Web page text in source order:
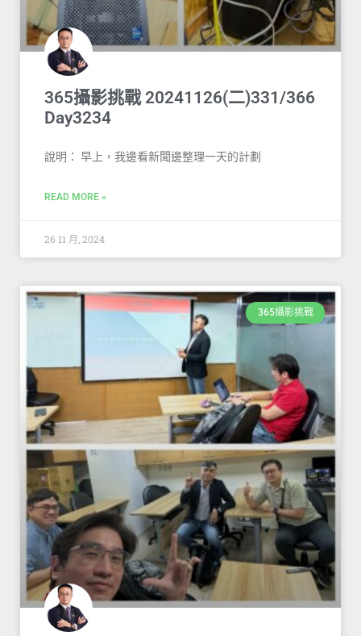
365攝影挑戰 20241126(二)331/366
Day3234
說明： 早上，我邊看新聞邊整理一天的計劃
READ MORE »
26 11 月, 2024
365攝影挑戰